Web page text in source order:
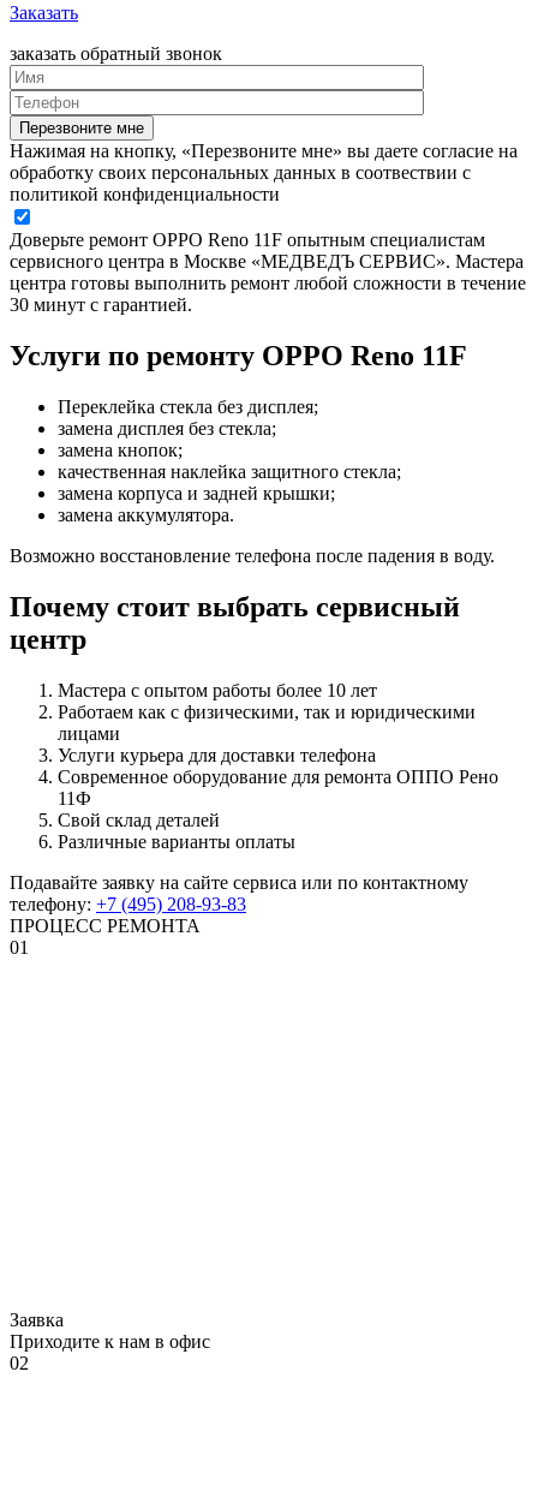
Заказать
заказать обратный звонок
Нажимая на кнопку, «Перезвоните мне» вы даете согласие на
обработку своих персональных данных в соотвествии с
политикой конфиденциальности
Доверьте ремонт OPPO Reno 11F опытным специалистам
сервисного центра в Москве «МЕДВЕДЪ СЕРВИС». Мастера
центра готовы выполнить ремонт любой сложности в течение
30 минут с гарантией.
Услуги по ремонту OPPO Reno 11F
Переклейка стекла без дисплея;
замена дисплея без стекла;
замена кнопок;
качественная наклейка защитного стекла;
замена корпуса и задней крышки;
замена аккумулятора.
Возможно восстановление телефона после падения в воду.
Почему стоит выбрать сервисный
центр
Мастера с опытом работы более 10 лет
Работаем как с физическими, так и юридическими
лицами
Услуги курьера для доставки телефона
Современное оборудование для ремонта ОППО Рено
11Ф
Свой склад деталей
Различные варианты оплаты
Подавайте заявку на сайте сервиса или по контактному
телефону: +7 (495) 208-93-83
ПРОЦЕСС РЕМОНТА
01
Заявка
Приходите к нам в офис
02